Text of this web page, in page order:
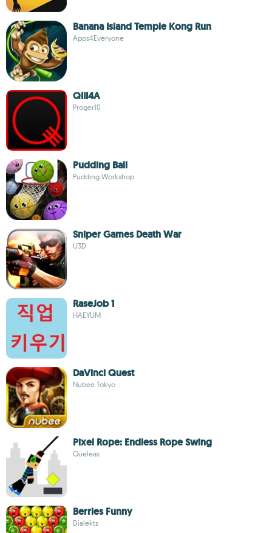
Banana Island Temple Kong Run
Apps4Everyone
QIII4A
Proger10
Pudding Ball
Pudding Workshop
Sniper Games Death War
U3D
RaseJob 1
HAEYUM
DaVinci Quest
Nubee Tokyo
Pixel Rope: Endless Rope Swing
Queleas
Berries Funny
Dialekts